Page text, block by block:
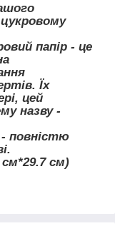
папір - це
Їх
цей
назву -
повністю
см)